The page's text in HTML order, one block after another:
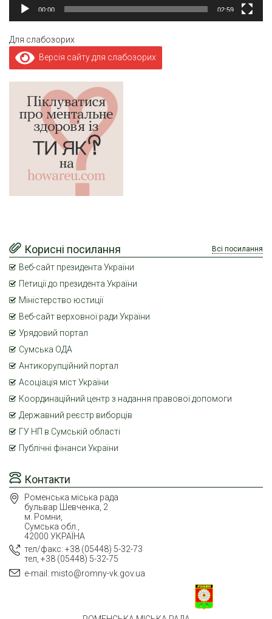
00:00 02:59
Для слабозорих
Версія сайту для слабозорих
Контакти
Роменська міська рада
бульвар Шевченка, 2
м. Ромни,
Сумська обл.,
42000 УКРАЇНА
тел/факс: +38 (05448) 5-32-73
тел, +38 (05448) 5-32-75
e-mail: misto@romny-vk.gov.ua
Корисні посилання Всі посилання
Веб-сайт президента України
Петиції до президента України
Міністерство юстиції
Веб-сайт верховної ради України
Урядовий портал
Сумська ОДА
Антикорупційний портал
Асоціація міст України
Координаційний центр з надання правової допомоги
Державний реєстр виборців
ГУ НП в Сумській області
Публічні фінанси України